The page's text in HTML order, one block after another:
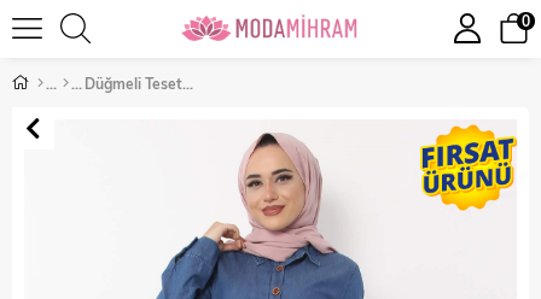
0
Düğmeli Tesettür Kombin Açık Kot 10139-2